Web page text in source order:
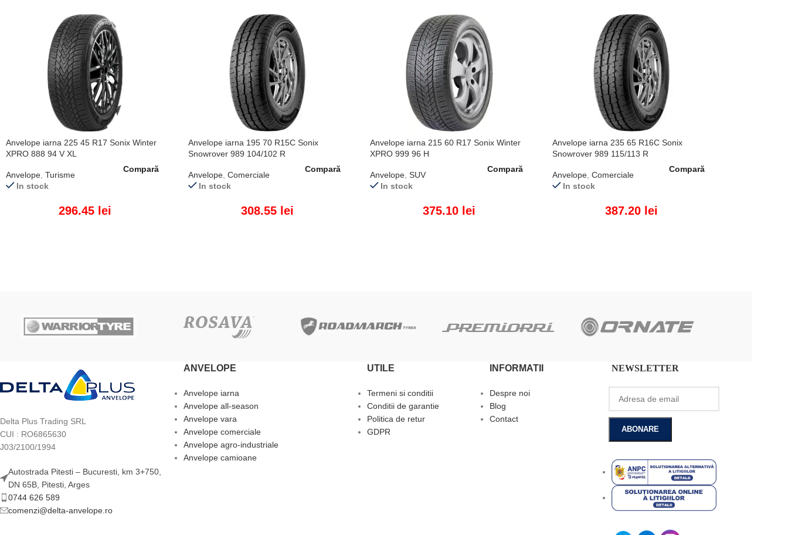
Anvelope iarna 225 45 R17 Sonix Winter
XPRO 888 94 V XL
Anvelope Turisme
In stock
296.45 lei
Compară
Anvelope iarna 195 70 R15C Sonix
Snowrover 989 104/102 R
Anvelope, Comerciale
In stock
308.55 lei
Compară
Anvelope iarna 215 60 R17 Sonix Winter
XPRO 999 96 H
Anvelope SUV
In stock
375.10 lei
Compară
Anvelope iarna 235 65 R16C Sonix
Snowrover 989 115/113 R
Anvelope, Comerciale
In stock
387.20 lei
Compară
Delta Plus Trading SRL
CUI : RO6865630
J03/2100/1994
Autostrada Pitesti – Bucuresti, km 3+750,
DN 65B, Pitesti, Arges
0744 626 589
comenzi@delta-anvelope.ro
ANVELOPE
Anvelope iarna
Anvelope all-season
Anvelope vara
Anvelope comerciale
Anvelope agro-industriale
Anvelope camioane
UTILE
Termeni si conditii
Conditii de garantie
Politica de retur
GDPR
INFORMATII
Despre noi
Blog
Contact
NEWSLETTER